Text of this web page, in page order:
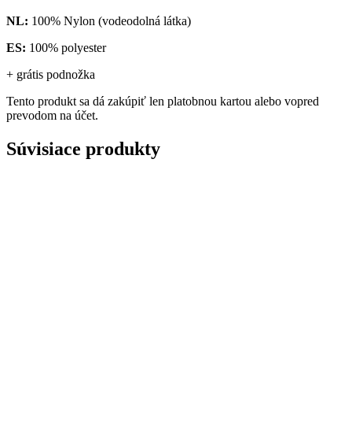
NL: 100% Nylon (vodeodolná látka)
ES: 100% polyester
+ grátis podnožka
Tento produkt sa dá zakúpiť len platobnou kartou alebo vopred
prevodom na účet.
Súvisiace produkty